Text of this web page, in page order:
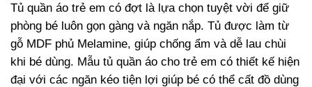
Tủ quần áo trẻ em có đợt là lựa chọn tuyệt vời để giữ
phòng bé luôn gọn gàng và ngăn nắp. Tủ được làm từ
gỗ MDF phủ Melamine, giúp chống ẩm và dễ lau chùi
khi bé dùng. Mẫu tủ quần áo cho trẻ em có thiết kế hiện
đại với các ngăn kéo tiện lợi giúp bé có thể cất đồ dùng